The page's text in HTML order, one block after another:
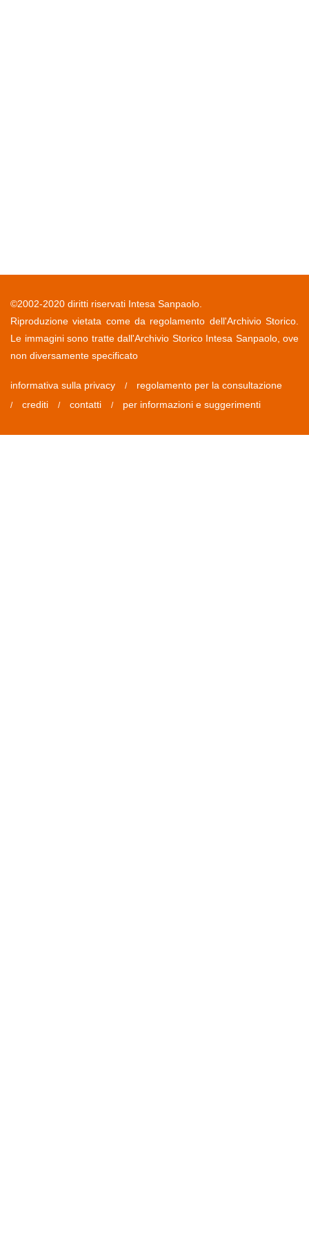
©2002-2020 diritti riservati Intesa Sanpaolo.
Riproduzione vietata come da regolamento dell'Archivio Storico.
Le immagini sono tratte dall'Archivio Storico Intesa Sanpaolo, ove
non diversamente specificato
informativa sulla privacy / regolamento per la consultazione
/ crediti / contatti / per informazioni e suggerimenti